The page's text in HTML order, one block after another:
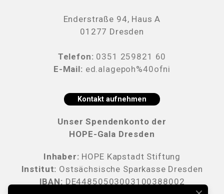
Enderstraße 94, Haus A
01277 Dresden
Telefon: 0351 259821 60
E-Mail: ed.alagepoh%40ofni
Kontakt aufnehmen
Unser Spendenkonto der
HOPE-Gala Dresden
Inhaber: HOPE Kapstadt Stiftung
Institut: Ostsächsische Sparkasse Dresden
IBAN: DE44850503003100388002